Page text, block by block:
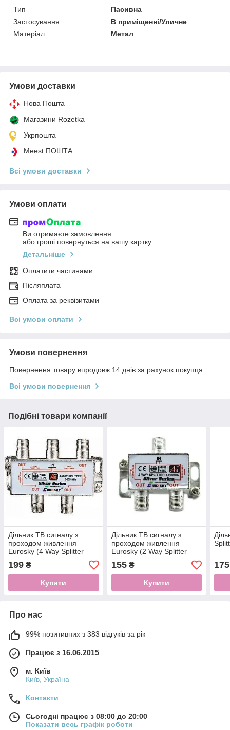
Тип
Пасивна
Застосування
В приміщенні/Уличне
Матеріал
Метал
Умови доставки
Нова Пошта
Магазини Rozetka
Укрпошта
Meest ПОШТА
Всі умови доставки
Умови оплати
Ви отримаєте замовлення
або гроші повернуться на вашу картку
Детальніше
Оплатити частинами
Післяплата
Оплата за реквізитами
Всі умови оплати
Умови повернення
Повернення товару впродовж 14 днів за рахунок покупця
Всі умови повернення
Подібні товари компанії
Дільник ТВ сигналу з
проходом живлення
Eurosky (4 Way Splitter
199 ₴
Купити
Дільник ТВ сигналу з
проходом живлення
Eurosky (2 Way Splitter
155₴
Купити
175
Про нас
99% позитивних з 383 відгуків за рік
Працює з 16.06.2015
м. Київ
Київ, Україна
Контакти
Сьогодні працює з 08:00 до 20:00
Показати весь графік роботи